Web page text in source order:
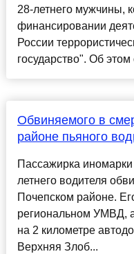
28-летнего мужчины,
финансировании
России
государство". Об
Обвиняемого в
районе пьяного
Пассажирка
летнего водителя
Почепском районе.
региональном УМВД,
на 2 километре
Верхняя Злоб...